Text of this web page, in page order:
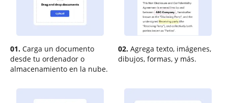
01. Carga un documento
desde tu ordenador o
almacenamiento en la nube.
02. Agrega texto, imágenes,
dibujos, formas, y más.